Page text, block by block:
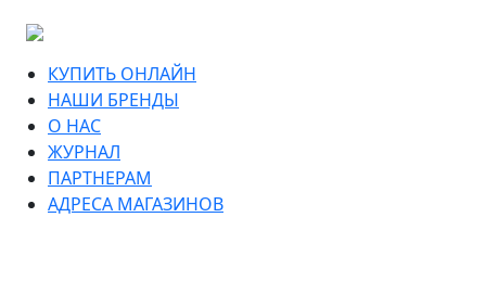
КУПИТЬ ОНЛАЙН
НАШИ БРЕНДЫ
О НАС
ЖУРНАЛ
ПАРТНЕРАМ
АДРЕСА МАГАЗИНОВ